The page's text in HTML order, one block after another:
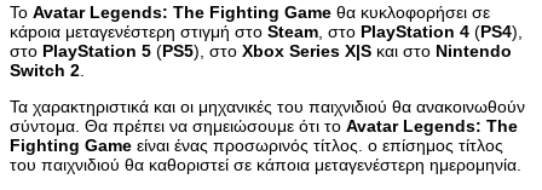
Το Avatar Legends: The Fighting Game θα κυκλοφορήσει σε
κάpoια μεταγενέστερη στιγμή στο Steam , στο PlayStation 4 (PS4),
στο PlayStation 5 (PS5), στο Xbox Series X|S και στο Nintendo
Switch 2
Τα χαρακτηριστικά και οι μηχανικές του παιχνιδιού θα ανακοινωθούν
σύντομα. Θα πρέπει να σημειώσουμε ότι το Avatar Legends: The
Fighting Game είναι ένας προσωρινός τίτλος. ο επίσημος τίτλος
του παιχνιδιού θα καθοριστεί σε κάποια μεταγενέστερη ημερομηνία.